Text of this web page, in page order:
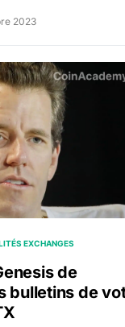
2023
de prêts
de manipulation
EXCHANGES
de
bulletins de